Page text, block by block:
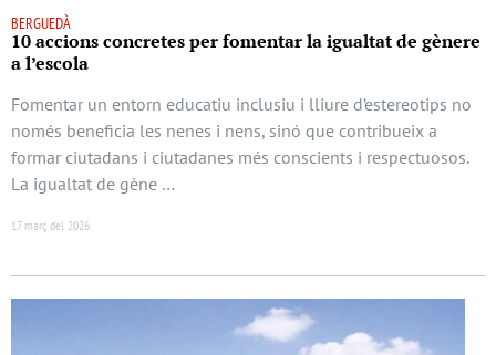
BERGUEDÀ
10 accions concretes per fomentar la igualtat de gènere
a l’escola
Fomentar un entorn educatiu inclusiu i lliure d’estereotips no
només beneficia les nenes i nens, sinó que contribueix a
formar ciutadans i ciutadanes més conscients i respectuosos.
La igualtat de gène …
17 març del 2026